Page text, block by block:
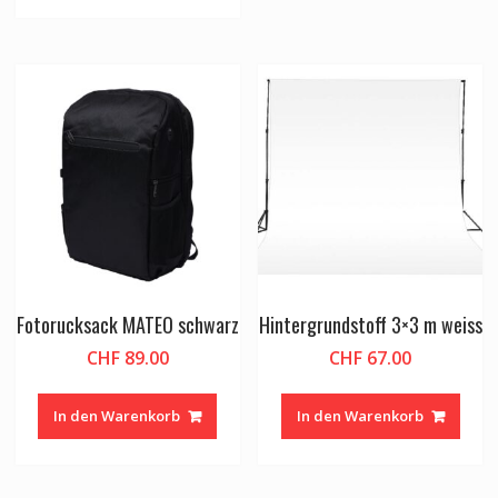
Fotorucksack MATEO schwarz
CHF89.00
In den Warenkorb
Hintergrundstoff 3×3 m weiss
CHF 67.00
In den Warenkorb